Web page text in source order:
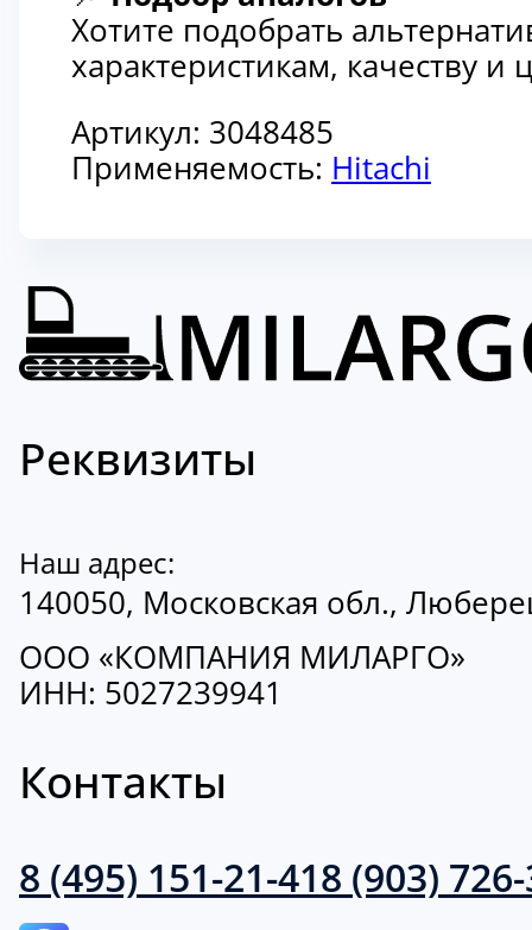
Хотите подобрать
характеристикам, качеству
Артикул: 3048485
Применяемость: Hitachi
Реквизиты
Наш адрес:
140050, Московская обл.,
ООО «КОМПАНИЯ МИЛАРГО»
ИНН: 5027239941
Контакты
8 (495) 151-21-418 (903)